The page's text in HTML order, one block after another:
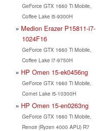
GeForce GTX 1660 Ti Mobile,
Coffee Lake i5-9300H
Medion Erazer P15811-i7-
1024F16
GeForce GTX 1660 Ti Mobile,
Coffee Lake i7-9750H
HP Omen 15-ek0456ng
GeForce GTX 1660 Ti Mobile,
Comet Lake i5-10300H
HP Omen 15-en0263ng
GeForce GTX 1660 Ti Mobile,
Renoir (Ryzen 4000 APU) R7